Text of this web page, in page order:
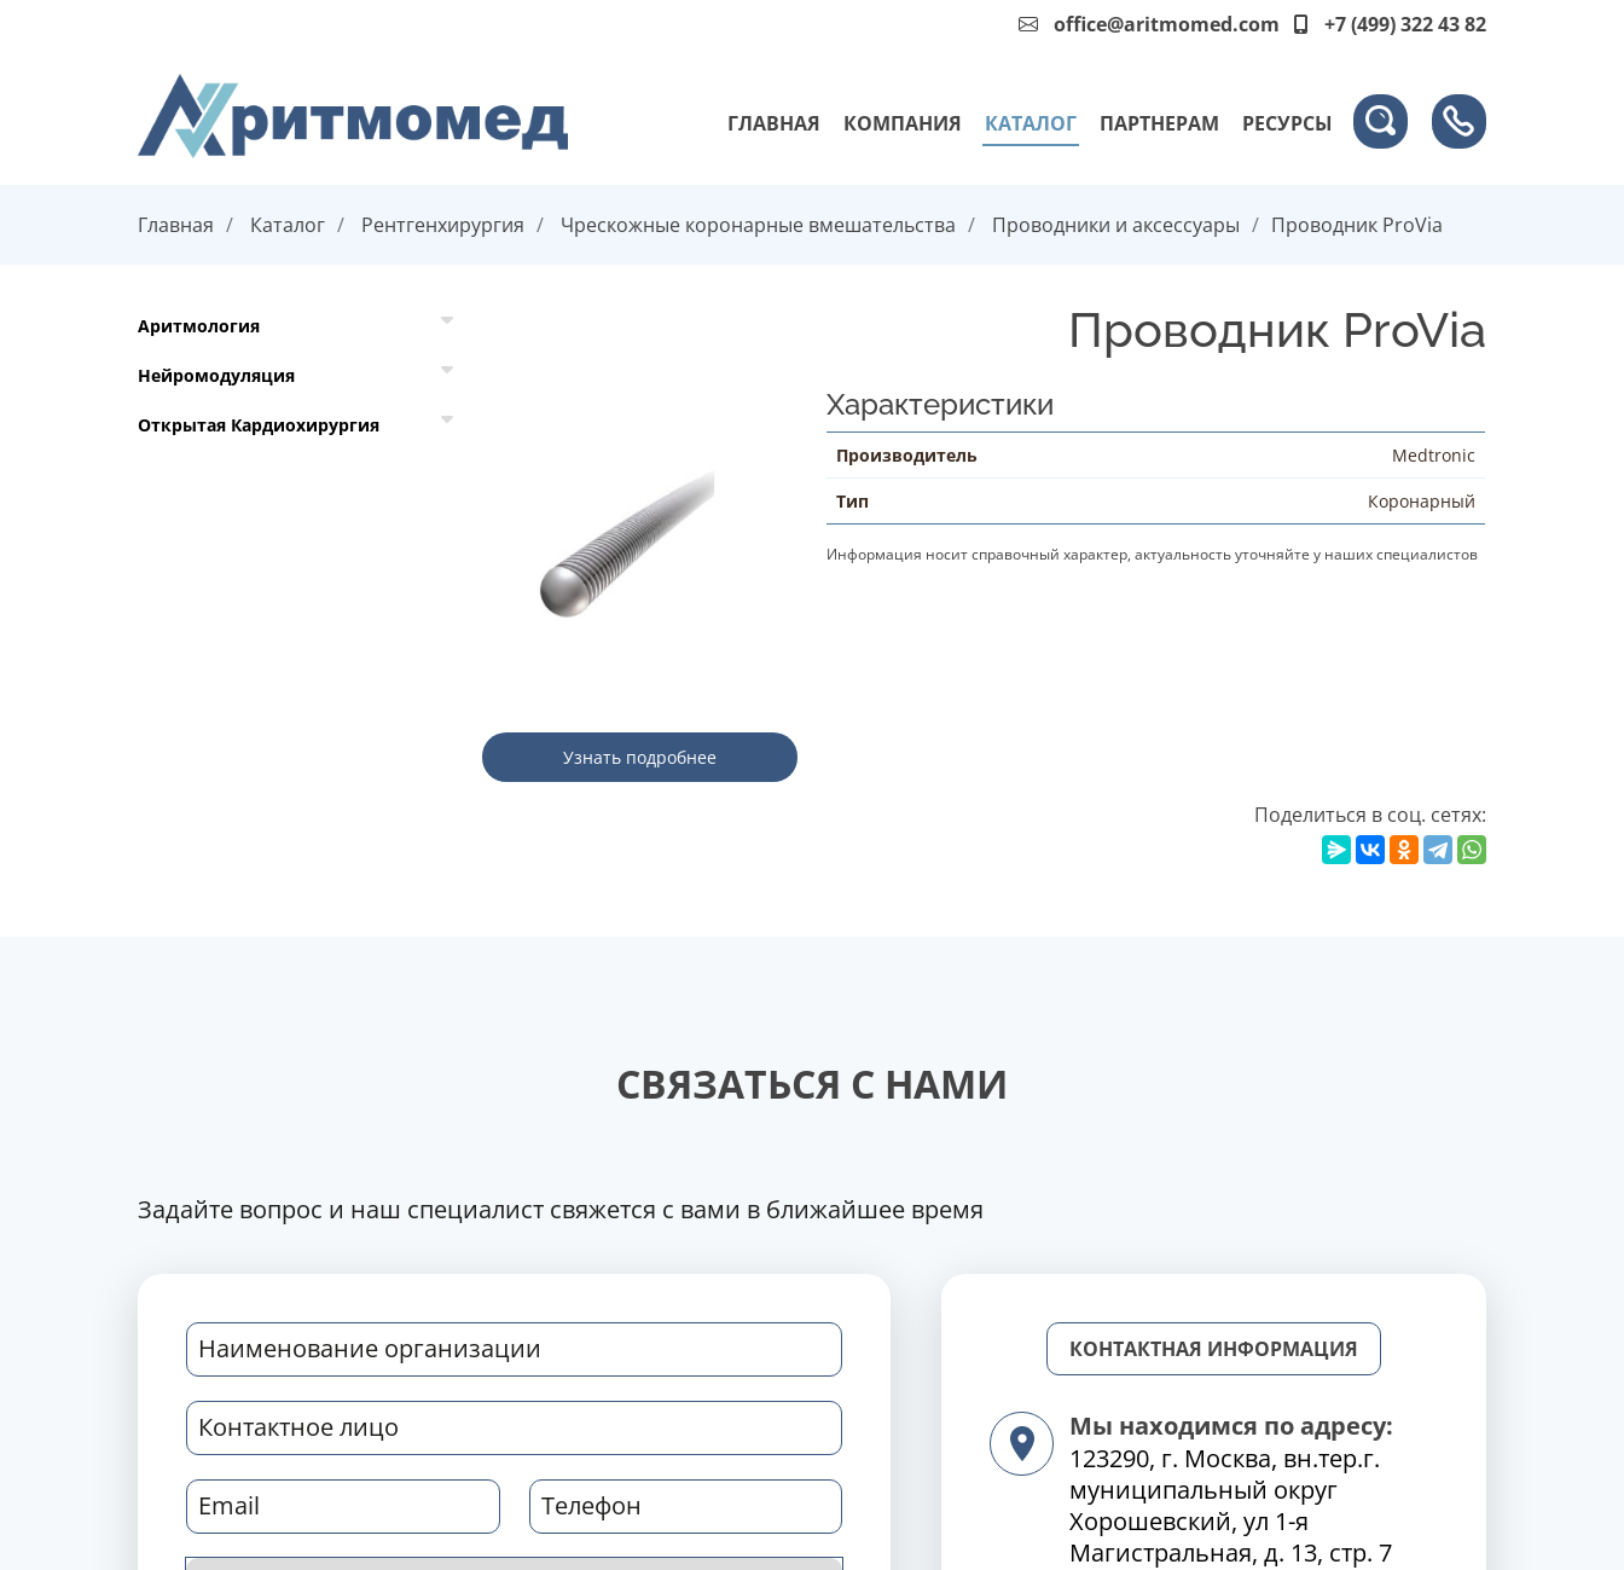
office@aritmomed.com +7 (499) 322 43 82
ГЛАВНАЯ КОМПАНИЯ КАТАЛОГ ПАРТНЕРАМ РЕСУРСЫ
Главная Каталог Рентгенхирургия Чрескожные коронарные вмешательства Проводники и аксессуары Проводник ProVia
Аритмология
Нейромодуляция
Открытая Кардиохирургия
Проводник ProVia
Узнать подробнее
Характеристики
Производитель
Medtronic
Тип
Коронарный
Информация носит справочный характер, актуальность уточняйте у наших специалистов
Поделиться в соц. сетях:
СВЯЗАТЬСЯ С НАМИ
Задайте вопрос и наш специалист свяжется с вами в ближайшее время
КОНТАКТНАЯ ИНФОРМАЦИЯ
Мы находимся по адресу:
123290, г. Москва, вн.тер.г.
муниципальный округ
Хорошевский, ул 1-я
Магистральная, д. 13, стр. 7